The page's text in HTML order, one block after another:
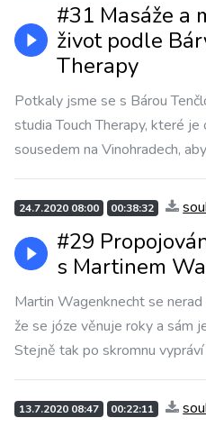
#31 Masáže a
život podle
Therapy
Potkaly jsme se s Bárou
studia Touch Therapy, které je
sousedem na Vinohradech,
24.7.2020 08:00 00:38:32
#29
s Martinem
Martin Wagenknecht se
že se józe věnuje roky a sám
Stejně tak po skromnu vypráví
13.7.2020 08:47 00:22:11